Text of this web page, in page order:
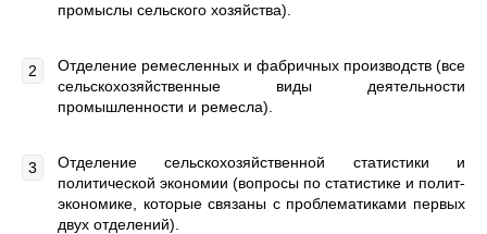
промыслы сельского хозяйства).
Отделение ремесленных и фабричных производств (все
сельскохозяйственные виды деятельности
промышленности и ремесла).
Отделение сельскохозяйственной статистики и
политической экономии (вопросы по статистике и полит-
экономике, которые связаны с проблематиками первых
двух отделений).